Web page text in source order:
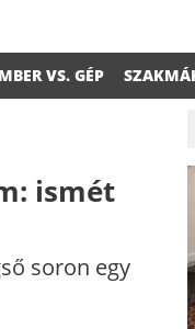
VS. GÉP
ismét
soron egy